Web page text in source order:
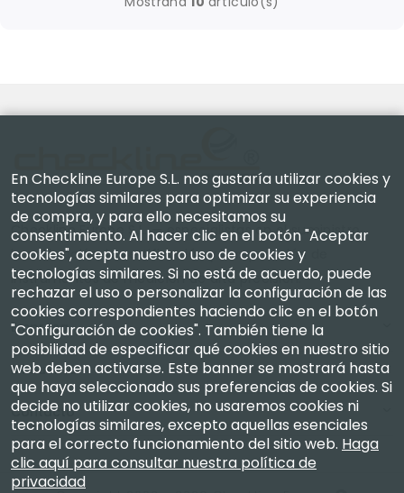
Checkline Europe S.L. — especialistas en el suministro,
la calibración, la certificación y la reparación de
instrumentos de medición de alta precisión.
Empresa
Mi Cuenta
Contacto
En Checkline Europe S.L. nos gustaría utilizar cookies y
tecnologías similares para optimizar su experiencia
de compra, y para ello necesitamos su
consentimiento. Al hacer clic en el botón "Aceptar
cookies", acepta nuestro uso de cookies y
tecnologías similares. Si no está de acuerdo, puede
rechazar el uso o personalizar la configuración de las
cookies correspondientes haciendo clic en el botón
"Configuración de cookies". También tiene la
posibilidad de especificar qué cookies en nuestro sitio
web deben activarse. Este banner se mostrará hasta
que haya seleccionado sus preferencias de cookies. Si
decide no utilizar cookies, no usaremos cookies ni
tecnologías similares, excepto aquellas esenciales
para el correcto funcionamiento del sitio web. Haga
clic aquí para consultar nuestra política de
privacidad